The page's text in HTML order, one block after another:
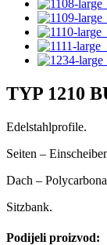
TYP 1210
Edelstahlprofile.
Seiten –
Dach –
Sitzbank.
Podijeli proizvod: